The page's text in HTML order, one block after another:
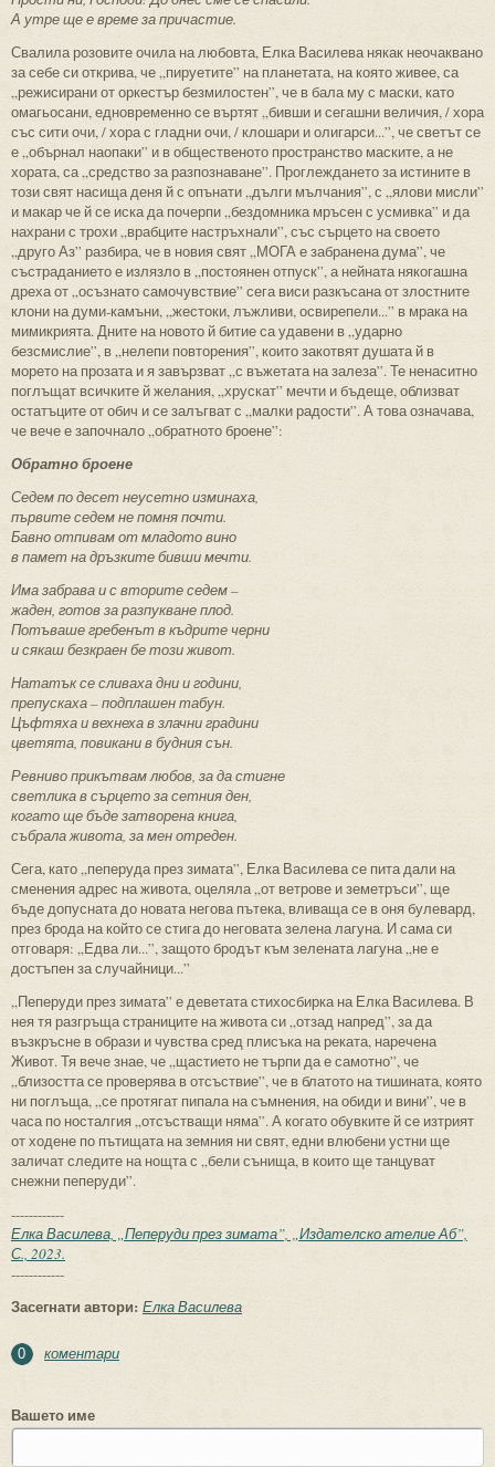
А утре ще е време за причастие.
Свалила розовите очила на любовта, Елка Василева някак неочаквано
за себе си открива, че „пируетите” на планетата, на която живее, са
„режисирани от оркестър безмилостен”, че в бала му с маски, като
омагьосани, едновременно се въртят „бивши и сегашни величия, / хора
със сити очи, / хора с гладни очи, / клошари и олигарси...”, че светът се
е „обърнал наопаки” и в общественото пространство маските, а не
хората, са „средство за разпознаване”. Проглеждането за истините в
този свят насища деня й с опънати „дълги мълчания”, с „ялови мисли”
и макар че й се иска да почерпи „бездомника мръсен с усмивка” и да
нахрани с трохи „врабците настръхнали”, със сърцето на своето
„друго Аз” разбира, че в новия свят „МОГА е забранена дума”, че
състраданието е излязло в „постоянен отпуск”, а нейната някогашна
дреха от „осъзнато самочувствие” сега виси разкъсана от злостните
клони на думи-камъни, „жестоки, лъжливи, освирепели...” в мрака на
мимикрията. Дните на новото й битие са удавени в „ударно
безсмислие”, в „нелепи повторения”, които закотвят душата й в
морето на прозата и я завързват „с въжетата на залеза”. Те ненаситно
поглъщат всичките й желания, „хрускат” мечти и бъдеще, облизват
остатъците от обич и се залъгват с „малки радости”. А това означава,
че вече е започнало „обратното броене”:
Обратно броене
Седем по десет неусетно изминаха,
първите седем не помня почти.
Бавно отпивам от младото вино
в памет на дръзките бивши мечти.
Има забрава и с вторите седем –
жаден, готов за разпукване плод.
Потъваше гребенът в къдрите черни
и сякаш безкраен бе този живот.
Нататък се сливаха дни и години,
препускаха – подплашен табун.
Цъфтяха и вехнеха в злачни градини
цветята, повикани в будния сън.
Ревниво прикътвам любов, за да стигне
светлика в сърцето за сетния ден,
когато ще бъде затворена книга,
събрала живота, за мен отреден.
Сега, като „пеперуда през зимата”, Елка Василева се пита дали на
сменения адрес на живота, оцеляла „от ветрове и земетръси”, ще
бъде допусната до новата негова пътека, вливаща се в оня булевард,
през брода на който се стига до неговата зелена лагуна. И сама си
отговаря: „Едва ли...”, защото бродът към зелената лагуна „не е
достъпен за случайници...”
„Пеперуди през зимата” е деветата стихосбирка на Елка Василева. В
нея тя разгръща страниците на живота си „отзад напред”, за да
възкръсне в образи и чувства сред плисъка на реката, наречена
Живот. Тя вече знае, че „щастието не търпи да е самотно”, че
„близостта се проверява в отсъствие”, че в блатото на тишината, която
ни поглъща, „се протягат пипала на съмнения, на обиди и вини”, че в
часа по носталгия „отсъстващи няма”. А когато обувките й се изтрият
от ходене по пътищата на земния ни свят, едни влюбени устни ще
заличат следите на нощта с „бели сънища, в които ще танцуват
снежни пеперуди”.
------------
Елка Василева, „Пеперуди през зимата”, „Издателско ателие Аб”,
С., 2023.
------------
Засегнати автори: Елка Василева
0 коментари
Вашето име